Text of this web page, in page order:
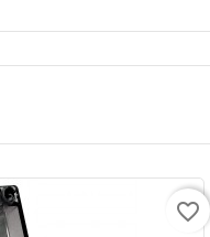
favorite_border